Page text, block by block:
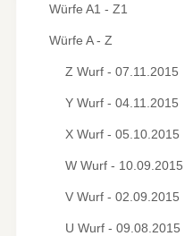
Würfe A1 - Z1
Würfe A - Z
Z Wurf - 07.11.2015
Y Wurf - 04.11.2015
X Wurf - 05.10.2015
W Wurf - 10.09.2015
V Wurf - 02.09.2015
U Wurf - 09.08.2015